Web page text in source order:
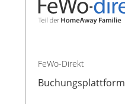
FeWo-Direkt
Buchungsplattform